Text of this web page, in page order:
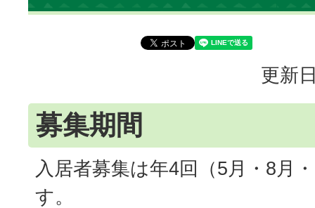
更新
募集期間
入居者募集は年4回（5月・8月
す。